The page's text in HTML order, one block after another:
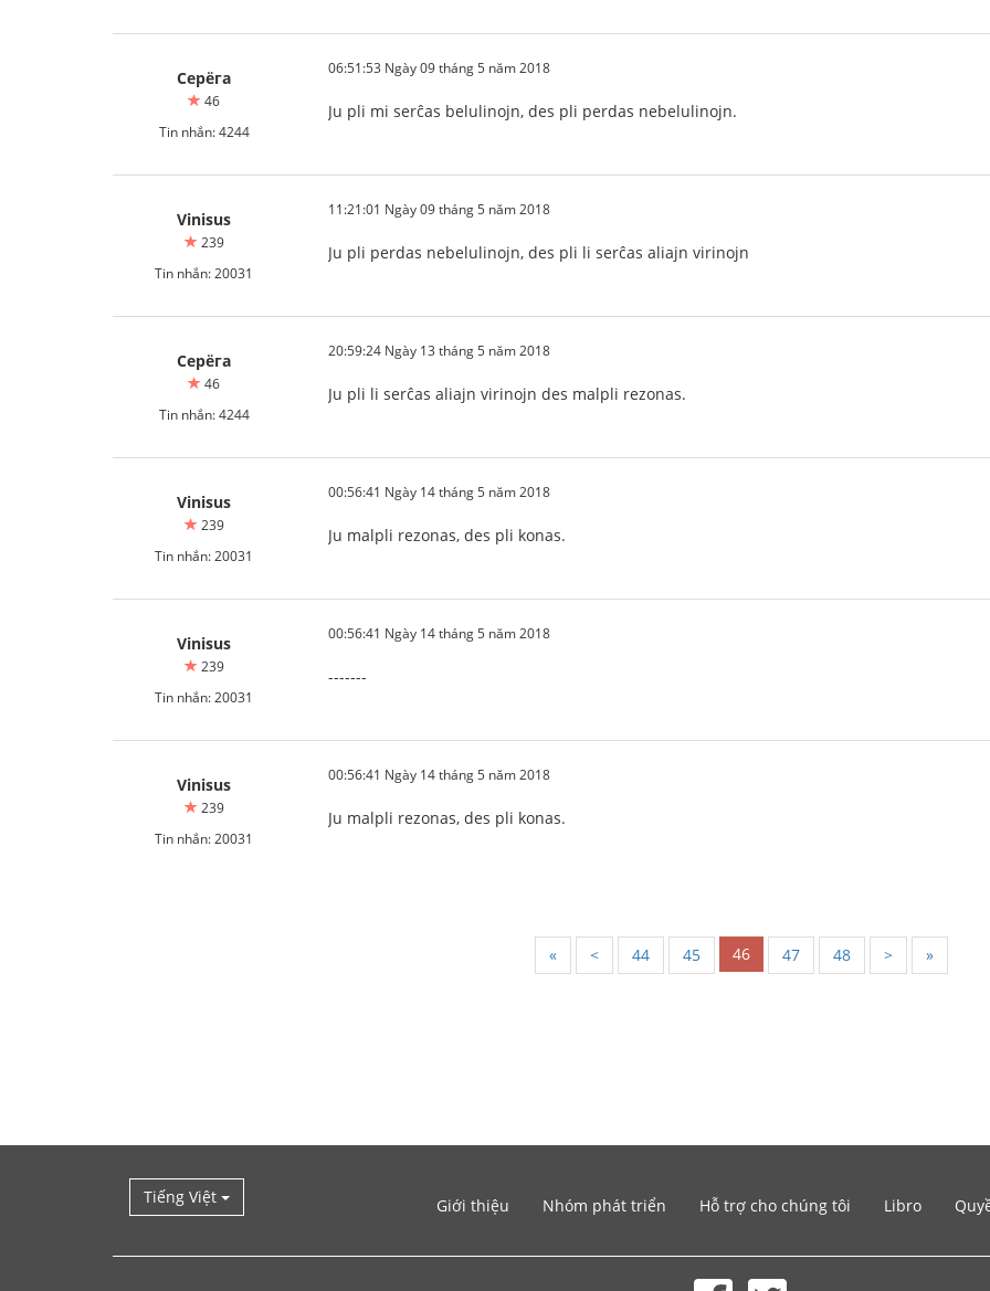
Серёга
46
Tin nhắn: 4244
06:51:53 Ngày 09 tháng 5 năm 2018
Ju pli mi serĉas belulinojn, des pli perdas nebelulinojn.
Vinisus
239
Tin nhắn: 20031
11:21:01 Ngày 09 tháng 5 năm 2018
Ju pli perdas nebelulinojn, des pli li serĉas aliajn virinojn
Серёга
46
Tin nhắn: 4244
20:59:24 Ngày 13 tháng 5 năm 2018
Ju pli li serĉas aliajn virinojn des malpli rezonas.
Vinisus
239
Tin nhắn: 20031
00:56:41 Ngày 14 tháng 5 năm 2018
Ju malpli rezonas, des pli konas.
Vinisus
239
Tin nhắn: 20031
00:56:41 Ngày 14 tháng 5 năm 2018
-------
Vinisus
239
Tin nhắn: 20031
00:56:41 Ngày 14 tháng 5 năm 2018
Ju malpli rezonas, des pli konas.
« < 44 45 46 47 48 > »
Tiếng Việt Giới thiệu Nhóm phát triển Hỗ trợ cho chúng tôi Libro